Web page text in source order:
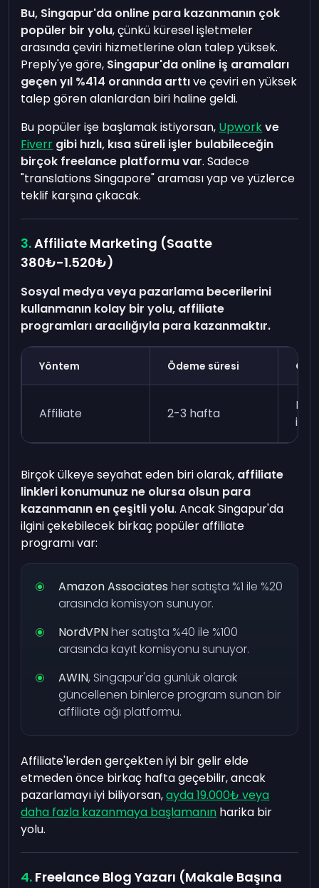
Bu, Singapur'da online para kazanmanın çok
popüler bir yolu, çünkü küresel işletmeler
arasında çeviri hizmetlerine olan talep yüksek.
Preply'ye göre, Singapur'da online iş aramaları
geçen yıl %414 oranında arttıve çeviri en yüksek
talep gören alanlardan biri haline geldi.
Bu popüler işe başlamak istiyorsan, Upworkve
Fiverr gibi hızlı, kısa süreli işler bulabileceğin
birçok freelance platformu var. Sadece
"translations Singapore" araması yap ve yüzlerce
teklif karşına çıkacak.
Affiliate Marketing (Saatte
380₺-1.520₺)
Sosyal medya veya pazarlama becerilerini
kullanmanın kolay bir yolu, affiliate
programları aracılığıyla para kazanmaktır.
Yöntem Ödeme süresi
Affiliate 2-3 hafta
Birçok ülkeye seyahat eden biri olarak, affiliate
linkleri konumunuz ne olursa olsun para
kazanmanın en çeşitli yolu. Ancak Singapur'da
ilgini çekebilecek birkaç popüler affiliate
programı var:
Amazon Associates her satışta %1 ile %20
arasında komisyon sunuyor.
NordVPNher satışta %40 ile %100
arasında kayıt komisyonu sunuyor.
AWIN, Singapur'da günlük olarak
güncellenen binlerce program sunan bir
affiliate ağı platformu.
Affiliate'lerden gerçekten iyi bir gelir elde
etmeden önce birkaç hafta geçebilir, ancak
pazarlamayı iyi biliyorsan,ayda 19.000₺ veya
daha fazla kazanmaya başlamanın harika bir
yolu.
Freelance Blog Yazarı (Makale Başına